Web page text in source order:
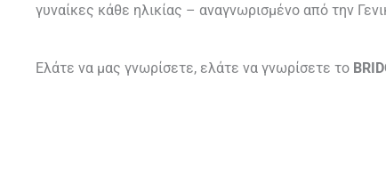
γυναίκες κάθε ηλικίας – αναγνωρισμένο από την
Ελάτε να μας γνωρίσετε, ελάτε να γνωρίσετε το